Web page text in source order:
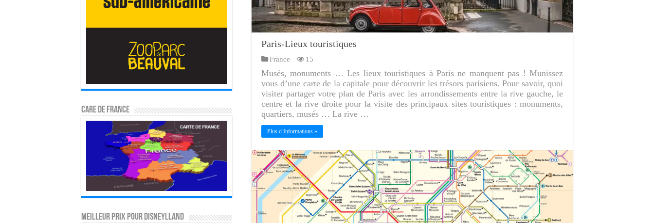
Paris-Lieux touristiques
France 15
Musés, monuments … Les lieux touristiques à Paris ne manquent pas ! Munissez
vous d’une carte de la capitale pour découvrir les trésors parisiens. Pour savoir, quoi
visiter partager votre plan de Paris avec les arrondissements entre la rive gauche, le
centre et la rive droite pour la visite des principaux sites touristiques : monuments,
quartiers, musés … La rive …
Plus d Informations »
CARE DE FRANCE
MEILLEUR PRIX POUR DISNEYLLAND